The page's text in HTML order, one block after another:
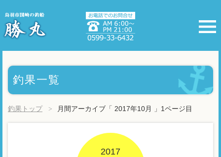
釣果一覧
釣果トップ 月間アーカイブ「 2017年10月 」1ページ目
2017